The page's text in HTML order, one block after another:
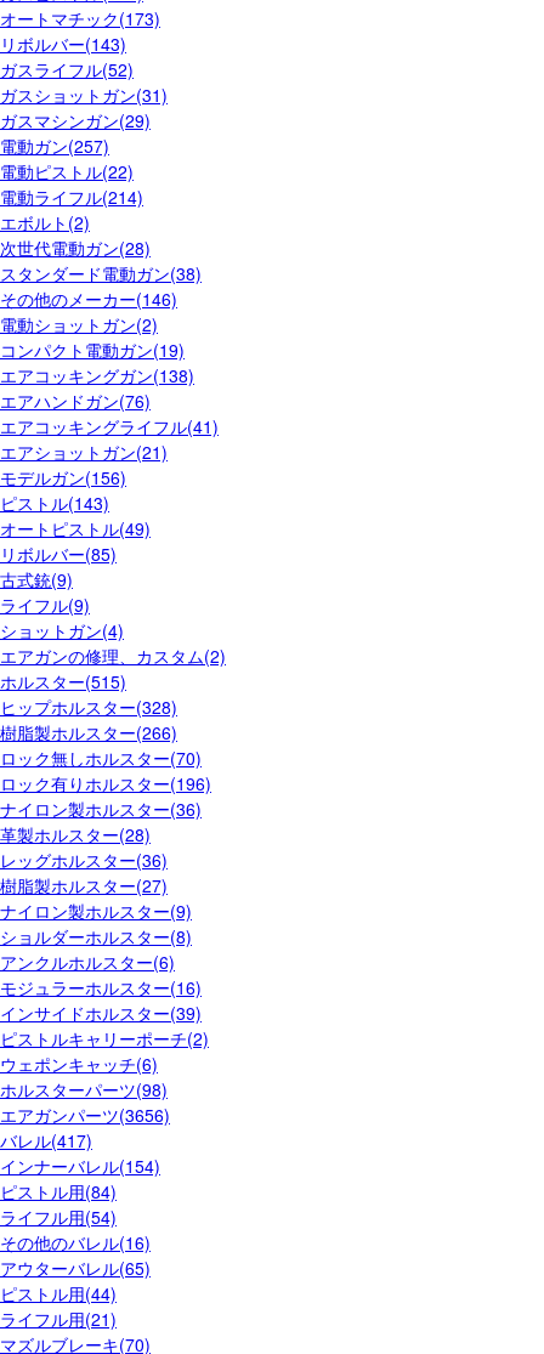
オートマチック(173)
リボルバー(143)
ガスライフル(52)
ガスショットガン(31)
ガスマシンガン(29)
電動ガン(257)
電動ピストル(22)
電動ライフル(214)
エボルト(2)
次世代電動ガン(28)
スタンダード電動ガン(38)
その他のメーカー(146)
電動ショットガン(2)
コンパクト電動ガン(19)
エアコッキングガン(138)
エアハンドガン(76)
エアコッキングライフル(41)
エアショットガン(21)
モデルガン(156)
ピストル(143)
オートピストル(49)
リボルバー(85)
古式銃(9)
ライフル(9)
ショットガン(4)
エアガンの修理、カスタム(2)
ホルスター(515)
ヒップホルスター(328)
樹脂製ホルスター(266)
ロック無しホルスター(70)
ロック有りホルスター(196)
ナイロン製ホルスター(36)
革製ホルスター(28)
レッグホルスター(36)
樹脂製ホルスター(27)
ナイロン製ホルスター(9)
ショルダーホルスター(8)
アンクルホルスター(6)
モジュラーホルスター(16)
インサイドホルスター(39)
ピストルキャリーポーチ(2)
ウェポンキャッチ(6)
ホルスターパーツ(98)
エアガンパーツ(3656)
バレル(417)
インナーバレル(154)
ピストル用(84)
ライフル用(54)
その他のバレル(16)
アウターバレル(65)
ピストル用(44)
ライフル用(21)
マズルブレーキ(70)